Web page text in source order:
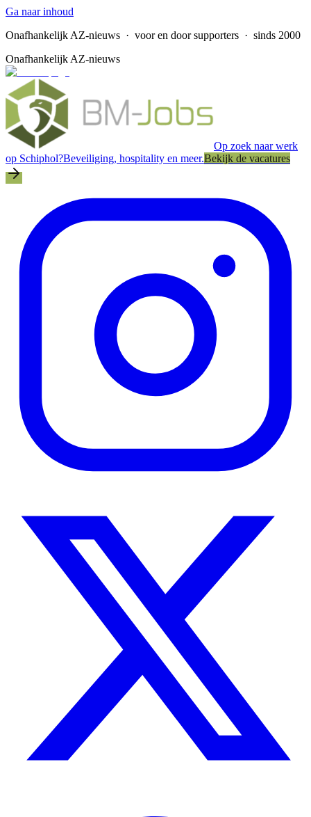
Ga naar inhoud
Onafhankelijk AZ-nieuws · voor en door supporters · sinds 2000
Onafhankelijk AZ-nieuws
Op zoek naar werk
op Schiphol?Beveiliging, hospitality en meer.Bekijk de vacatures